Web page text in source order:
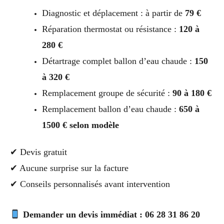
Diagnostic et déplacement : à partir de 79 €
Réparation thermostat ou résistance : 120 à
280 €
Détartrage complet ballon d’eau chaude : 150
à 320 €
Remplacement groupe de sécurité : 90 à 180 €
Remplacement ballon d’eau chaude : 650 à
1500 € selon modèle
✔ Devis gratuit
✔ Aucune surprise sur la facture
✔ Conseils personnalisés avant intervention
Demander un devis immédiat : 06 28 31 86 20